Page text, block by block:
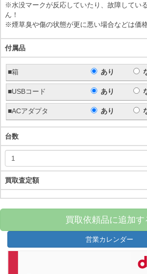
※水没マークが反応していたり、故障してい
ん！
※煙草臭や傷の状態が更に悪い場合などは価
付属品
■箱 あり
■USBコード あり
■ACアダプタ あり
台数
買取査定額
買取依頼品に追加す
営業カレンダー